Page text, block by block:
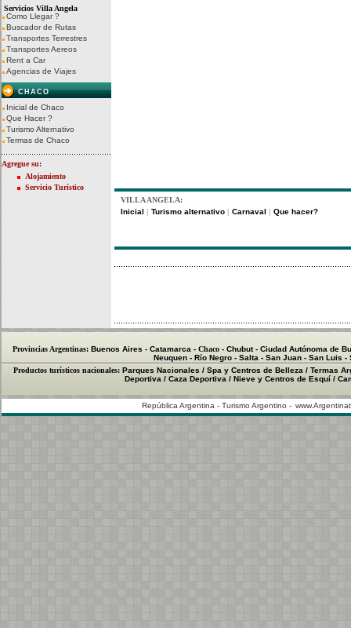
Servicios Villa Angela
Como Llegar ?
Buscador de Rutas
Transportes Terrestres
Transportes Aereos
Rent a Car
Agencias de Viajes
CHACO
Inicial de Chaco
Que Hacer ?
Turismo Alternativo
Termas de Chaco
Agregue su:
Alojamiento
Servicio Turístico
VILLA ANGELA:
Inicial
Turismo alternativo Carnaval Que hacer?
Provincias Argentinas: Buenos Aires - Catamarca - Chaco - Chubut- Ciudad Autónoma de
Neuquen - Río Negro - Salta - San Juan - San Luis -
Productos turísticos nacionales: Parques Nacionales / Spa y Centros de Belleza / Termas
Deportiva / Caza Deportiva / Nieve y Centros de Esquí /
República Argentina - Turismo Argentino -